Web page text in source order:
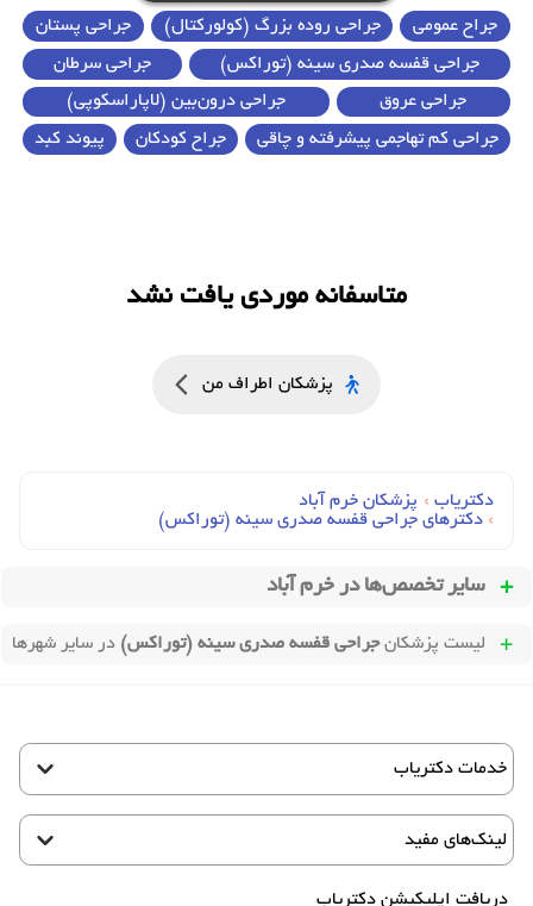
جراح عمومی جراحی روده بزرگ (کولورکتال)
جراحی پستان
جراحی قفسه صدری سینه (توراکس)
جراحی سرطان
جراحی عروق
جراحی درون‌بین (لاپاراسکوپی)
جراحی کم تهاجمی پیشرفته و چاقی
جراح کودکان پیوند کبد
متاسفانه موردی یافت نشد
پزشکان اطراف من
دکتریاب › پزشکان خرم آباد
› دکترهای جراحي قفسه صدري سينه (توراکس)
سایر تخصص‌ها در خرم آباد
لیست پزشکانجراحی قفسه صدری سینه (توراکس) در سایر شهرها
خدمات دکتریاب
لینک‌های مفید
دریافت اپلیکیشن دکتریاب